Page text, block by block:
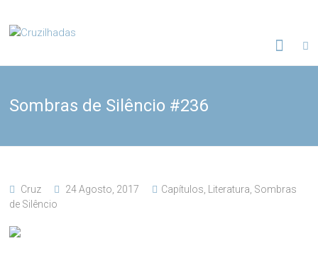
content
Cruzilhadas
Sombras de Silêncio #236
Cruz 24 Agosto, 2017 Capítulos Literatura Sombras
de Silêncio